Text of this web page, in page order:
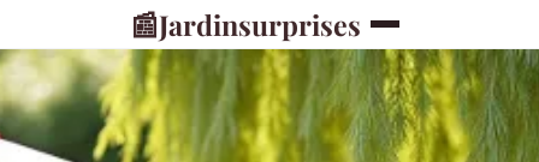
📰Jardinsurprises